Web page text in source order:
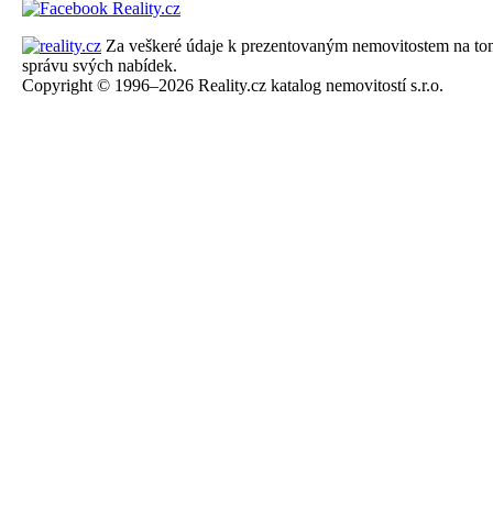
Za veškeré údaje k prezentovaným nemovitostem na
správu svých nabídek.
Copyright © 1996–2026 Reality.cz katalog nemovitostí s.r.o.